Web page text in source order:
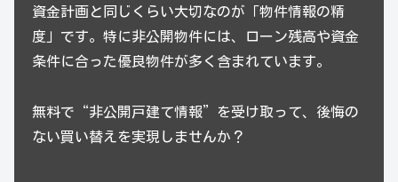
資金計画と同じくらい大切なのが「物件情報の精
度」です。特に非公開物件には、ローン残高や資金
条件に合った優良物件が多く含まれています。
無料で“非公開戸建て情報”を受け取って、後悔の
ない買い替えを実現しませんか？